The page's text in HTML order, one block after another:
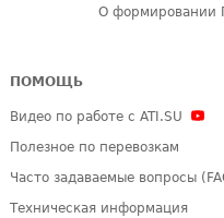
О формировании
ПОМОЩЬ
Видео по работе с ATI.SU
Полезное по перевозкам
Часто задаваемые вопросы
Техническая информация